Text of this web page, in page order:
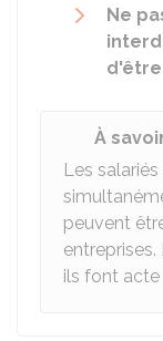
Ne
À
Les
peuvent
ils font acte